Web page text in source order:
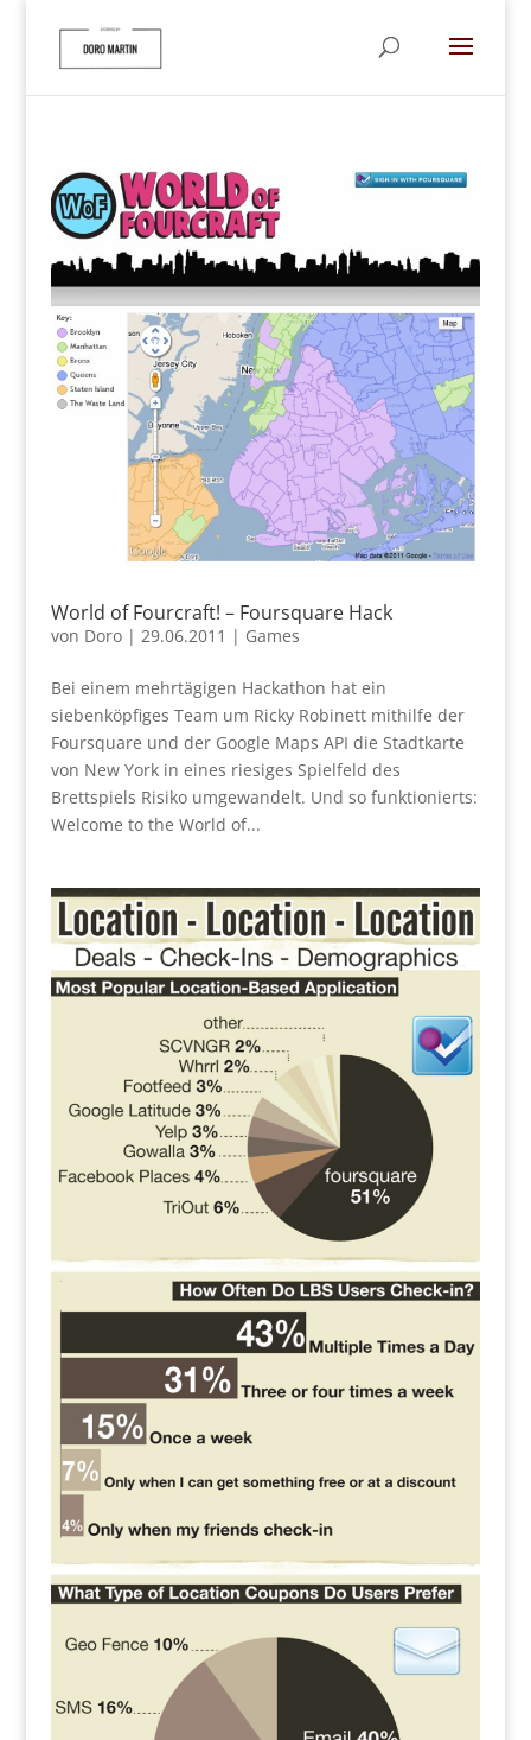
World of Fourcraft! – Foursquare Hack
von Doro| 29.06.2011 | Games
Bei einem mehrtägigen Hackathon hat ein
siebenköpfiges Team um Ricky Robinett mithilfe der
Foursquare und der Google Maps API die Stadtkarte
von New York in eines riesiges Spielfeld des
Brettspiels Risiko umgewandelt. Und so funktionierts:
Welcome to the World of...